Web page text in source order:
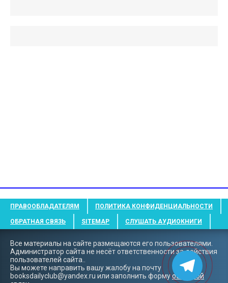
ПРАВООБЛАДАТЕЛЯМ ПОЛИТИКА КОНФИДЕНЦИАЛЬНОСТИ
ОБРАТНАЯ СВЯЗЬ SITEMAP СЛУШАТЬ АУДИОКНИГИ
Все материалы на сайте размещаются его пользователями.
Администратор сайта не несёт ответственности за действия
пользователей сайта..
Вы можете направить вашу жалобу на почту
booksdailyclub@yandex.ru или заполнить формуобратной